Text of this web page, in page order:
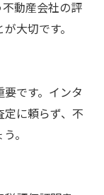
動産会社の評
大切です。
です。インタ
定に頼らず、不
。